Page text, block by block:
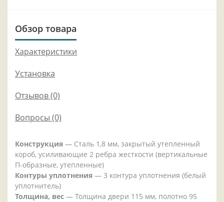
Обзор товара
Характеристики
Установка
Отзывов (0)
Вопросы (0)
Конструкция — Сталь 1,8 мм, закрытый утепленный
короб, усиливающие 2 ребра жесткости (вертикальные
П-образные, утепленные)
Контуры уплотнения — 3 контура уплотнения (белый
уплотнитель)
Толщина, вес — Толщина двери 115 мм, полотно 95